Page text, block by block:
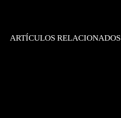
ARTÍCULOS RELACIONADOS